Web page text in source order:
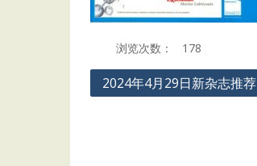
浏览次数： 178
Post
2024年4月29日新杂志推荐